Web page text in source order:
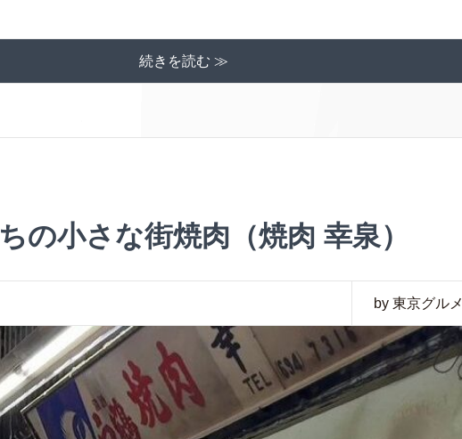
続きを読む ≫
の小さな街焼肉（焼肉 幸泉）
by 東京グルメ